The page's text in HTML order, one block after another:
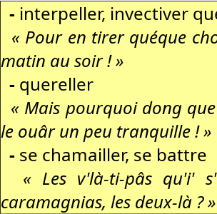
- interpeller, invectiver
« Pour en tirer quéque
matin au soir ! »
- quereller
« Mais pourquoi dong
le ouâr un peu tranquille ! »
- se chamailler, se battre
« Les v'là-ti-pâs qu'i'
caramagnias, les deux-là ? »